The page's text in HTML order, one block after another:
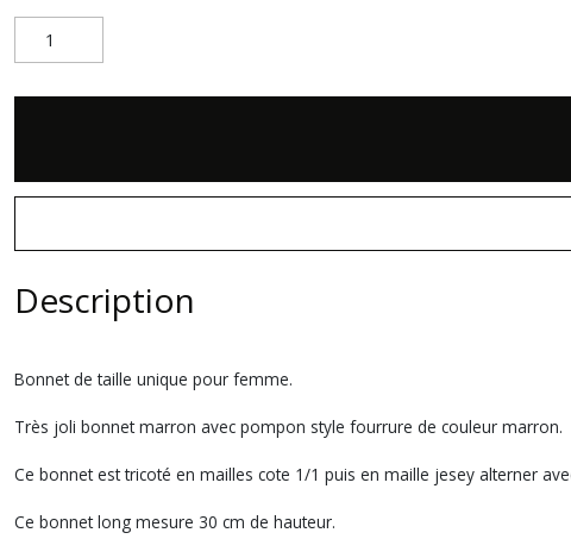
Description
Bonnet de taille unique pour femme.
Très joli bonnet marron avec pompon style fourrure de couleur marron.
Ce bonnet est tricoté en mailles cote 1/1 puis en maille jesey alterner
Ce bonnet long mesure 30 cm de hauteur.